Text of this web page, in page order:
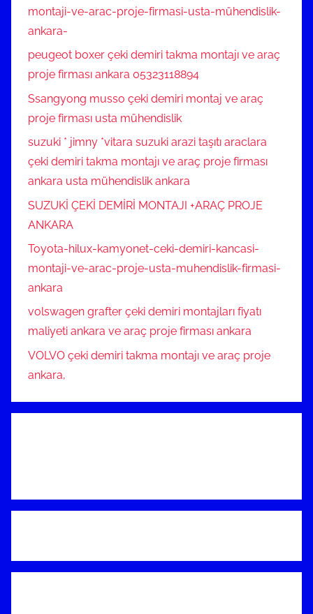
montaji-ve-arac-proje-firmasi-usta-mühendislik-
ankara-
peugeot boxer çeki demiri takma montajı ve araç
proje firması ankara 05323118894
Ssangyong musso çeki demiri montaj ve araç
proje firması usta mühendislik
suzuki * jimny *vitara suzuki arazi taşıtı araclara
çeki demiri takma montajı ve araç proje firması
ankara usta mühendislik ankara
SUZUKİ ÇEKİ DEMİRİ MONTAJI +ARAÇ PROJE
ANKARA
Toyota-hilux-kamyonet-ceki-demiri-kancasi-
montaji-ve-arac-proje-usta-muhendislik-firmasi-
ankara
volswagen grafter çeki demiri montajları fiyatı
maliyeti ankara ve araç proje firması ankara
VOLVO çeki demiri takma montajı ve araç proje
ankara,